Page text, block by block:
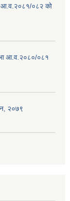
आ.व.२०८१/०८२ को
आ.व.२०८०/०८१
२०७९